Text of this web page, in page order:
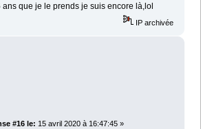
que je le prends je suis encore là,lol
IP archivée
#16 le: 15 avril 2020 à 16:47:45 »